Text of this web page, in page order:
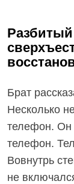
Брат
Несколько
телефон. Он
телефон.
Вовнутрь
не